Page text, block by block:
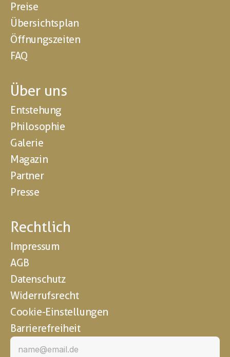
Preise
Übersichtsplan
Öffnungszeiten
FAQ
Über uns
Entstehung
Philosophie
Galerie
Magazin
Partner
Presse
Rechtlich
Impressum
AGB
Datenschutz
Widerrufsrecht
Cookie-Einstellungen
Barrierefreiheit